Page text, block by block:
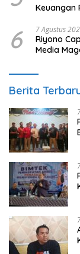
Keuangan
6 7 Agustus
Riyono
Media
Berita